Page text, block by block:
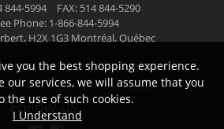
844-5994
FAX: 514 844-5290
Phone: 1-866-844-5994
H2X 1G3 Montréal, Québec
inc. All right reserved
Follow us
you the best shopping experience.
our services, we will assume that you
the use of such cookies.
I Understand